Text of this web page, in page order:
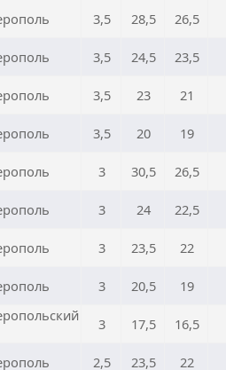
3,5 28,5 26,5
3,5 24,5 23,5
3,5 23 21
3,5 20 19
3 30,5 26,5
3 24 22,5
3 23,5 22
3 20,5 19
3 17,5 16,5
2,5 23,5 22